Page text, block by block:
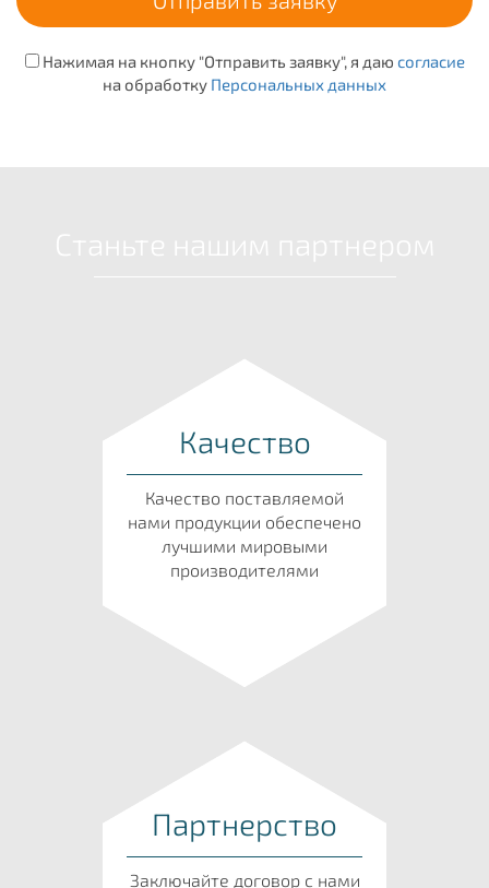
Нажимая на кнопку "Отправить заявку", я даю согласие
на обработку Персональных данных
Качество
Качество поставляемой
нами продукции обеспечено
лучшими мировыми
производителями
Партнерство
Заключайте договор с нами